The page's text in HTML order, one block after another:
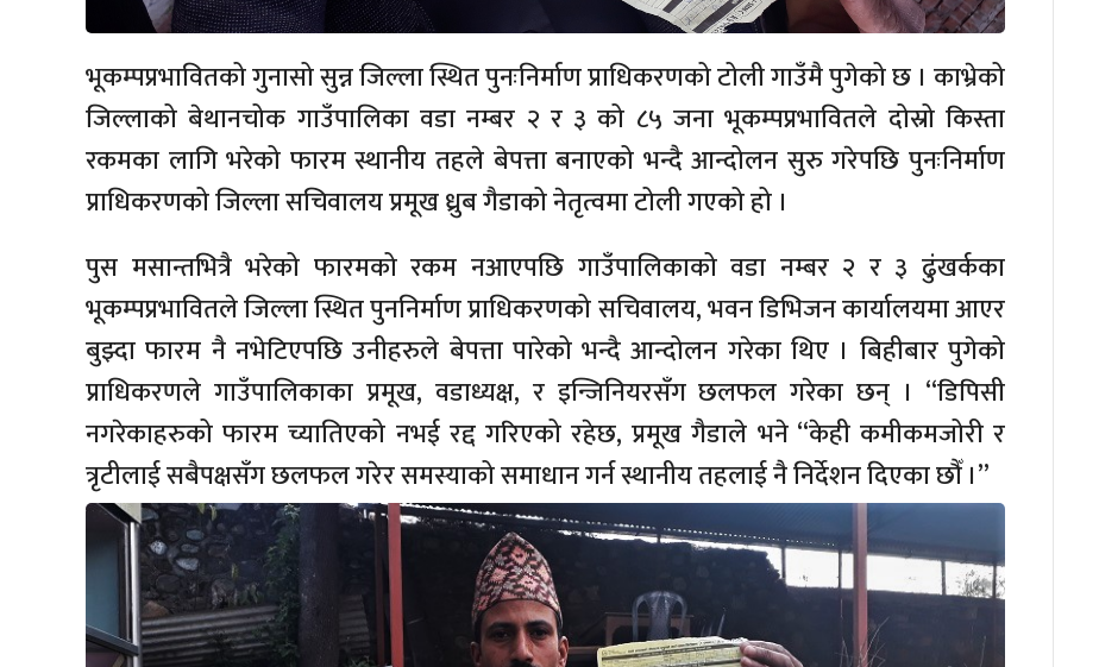
भूकम्पप्रभावितको गुनासो सुन्न जिल्ला स्थित पुनःनिर्माण प्राधिकरणको टोली गाउँमै पुगेको छ । काभ्रेको
जिल्लाको बेथानचोक गाउँपालिका वडा नम्बर २ र ३ को ८५ जना भूकम्पप्रभावितले दोस्रो किस्ता
रकमका लागि भरेको फारम स्थानीय तहले बेपत्ता बनाएको भन्दै आन्दोलन सुरु गरेपछि पुनःनिर्माण
प्राधिकरणको जिल्ला सचिवालय प्रमूख ध्रुब गैडाको नेतृत्वमा टोली गएको हो ।
पुस मसान्तभित्रै भरेको फारमको रकम नआएपछि गाउँपालिकाको वडा नम्बर २ र ३ ढुंखर्कका
भूकम्पप्रभावितले जिल्ला स्थित पुननिर्माण प्राधिकरणको सचिवालय, भवन डिभिजन कार्यालयमा आएर
बुझ्दा फारम नै नभेटिएपछि उनीहरुले बेपत्ता पारेको भन्दै आन्दोलन गरेका थिए । बिहीबार पुगेको
प्राधिकरणले गाउँपालिकाका प्रमूख, वडाध्यक्ष, र इन्जिनियरसँग छलफल गरेका छन् । “डिपिसी
नगरेकाहरुको फारम च्यातिएको नभई रद्द गरिएको रहेछ, प्रमूख गैडाले भने “केही कमीकमजोरी र
त्रृटीलाई सबैपक्षसँग छलफल गरेर समस्याको समाधान गर्न स्थानीय तहलाई नै निर्देशन दिएका छौँ ।”